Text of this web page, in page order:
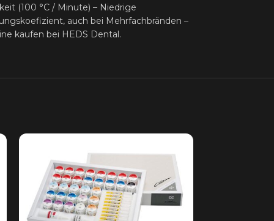
(100 °C / Minute) – Niedrige
auch bei Mehrfachbränden –
kaufen bei HEDS Dental.